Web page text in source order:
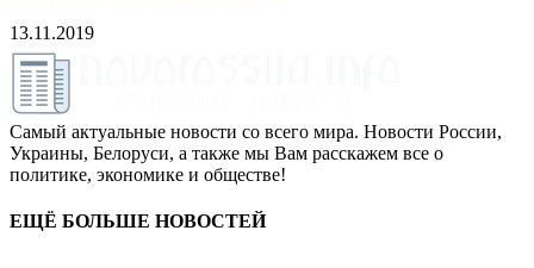
13.11.2019
Самый актуальные новости со всего мира. Новости России,
Украины, Белоруси, а также мы Вам расскажем все о
политике, экономике и обществе!
ЕЩЁ БОЛЬШЕ НОВОСТЕЙ